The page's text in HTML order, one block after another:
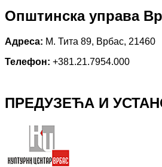
Општинска управа
Адреса: М. Тита 89, Врбас, 21460
Телефон: +381.21.7954.000
ПРЕДУЗЕЋА И